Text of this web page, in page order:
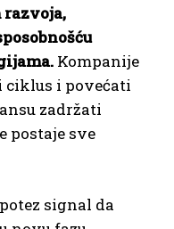
Kompanije
i povećati
zadržati
postaje sve
signal da